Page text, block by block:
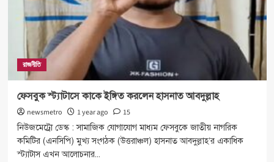
রাজনীতি
ফেসবুক স্ট্যাটাসে কাকে ইঙ্গিত করলেন হাসনাত আবদুল্লাহ
newsmetro 1 year ago
15
নিউজমেট্রো ডেস্ক : সামাজিক যোগাযোগ মাধ্যম ফেসবুকে জাতীয় নাগরিক
কমিটির (এনসিপি) মুখ্য সংগঠক (উত্তরাঞ্চল) হাসনাত আবদুল্লাহ’র একাধিক
স্ট্যাটাস এখন আলোচনার...